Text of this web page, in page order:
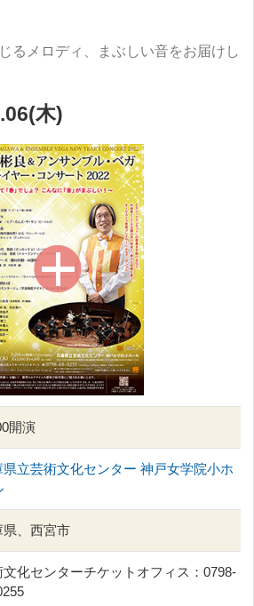
るメロディ、まぶしい音をお届けし
木)
開演
県立芸術文化センター 神戸女学院小ホ
県、西宮市
文化センターチケットオフィス：0798-